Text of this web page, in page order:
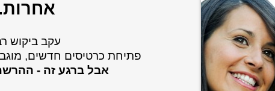
עקב ביקוש
פתיחת כרטיסים חדשים,
אבל ברגע זה -